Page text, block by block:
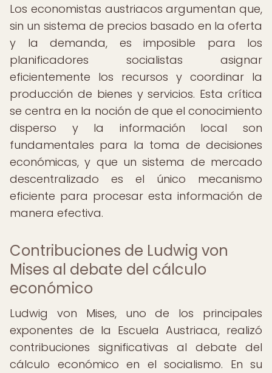
Los economistas austriacos argumentan que,
sin un sistema de precios basado en la oferta
y la demanda, es imposible para los
planificadores socialistas asignar
eficientemente los recursos y coordinar la
producción de bienes y servicios. Esta crítica
se centra en la noción de que el conocimiento
disperso y la información local son
fundamentales para la toma de decisiones
económicas, y que un sistema de mercado
descentralizado es el único mecanismo
eficiente para procesar esta información de
manera efectiva.
Contribuciones de Ludwig von
Mises al debate del cálculo
económico
Ludwig von Mises, uno de los principales
exponentes de la Escuela Austriaca, realizó
contribuciones significativas al debate del
cálculo económico en el socialismo. En su